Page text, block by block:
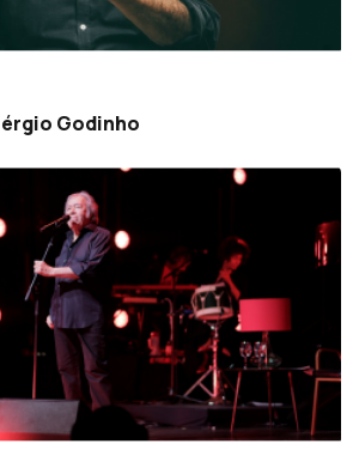
Godinho